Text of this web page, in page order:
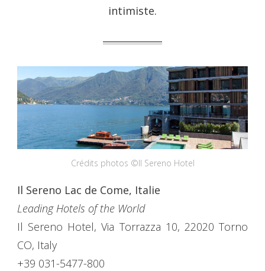
intimiste.
Crédits photos ©Il Sereno Hotel
Il Sereno Lac de Come, Italie
Leading Hotels of the World
Il Sereno Hotel, Via Torrazza 10, 22020 Torno
CO, Italy
+39 031-5477-800